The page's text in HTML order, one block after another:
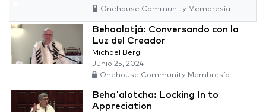
Onehouse Community Membresía
Behaalotjá: Conversando con la
Luz del Creador
Michael Berg
Junio 25, 2024
Onehouse Community Membresía
Beha'alotcha: Locking In to
Appreciation